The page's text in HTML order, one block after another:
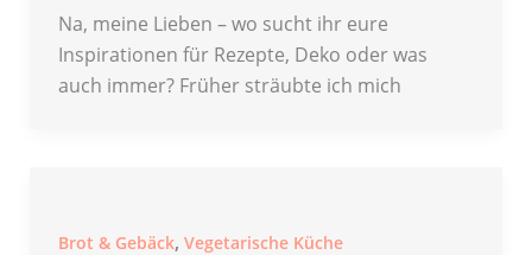
Na, meine Lieben – wo sucht ihr eure
Inspirationen für Rezepte, Deko oder was
auch immer? Früher sträubte ich mich
Brot & Gebäck, Vegetarische Küche